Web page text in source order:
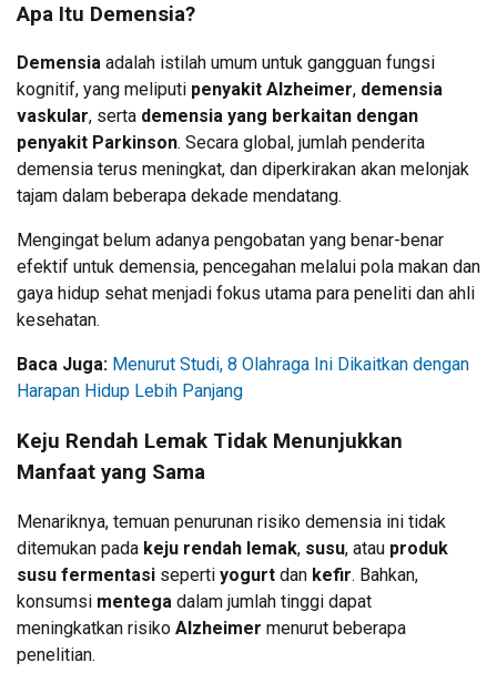
Apa Itu Demensia?
Demensia adalah istilah umum untuk gangguan fungsi
kognitif, yang meliputi penyakit Alzheimer, demensia
vaskular, serta demensia yang berkaitan dengan
penyakit Parkinson. Secara global, jumlah penderita
demensia terus meningkat, dan diperkirakan akan melonjak
tajam dalam beberapa dekade mendatang.
Mengingat belum adanya pengobatan yang benar-benar
efektif untuk demensia, pencegahan melalui pola makan dan
gaya hidup sehat menjadi fokus utama para peneliti dan ahli
kesehatan.
Baca Juga: Menurut Studi, 8 Olahraga Ini Dikaitkan dengan
Harapan Hidup Lebih Panjang
Keju Rendah Lemak Tidak Menunjukkan
Manfaat yang Sama
Menariknya, temuan penurunan risiko demensia ini tidak
ditemukan pada keju rendah lemak, susu, atau produk
susu fermentasi seperti yogurt dan kefir. Bahkan,
konsumsi mentega dalam jumlah tinggi dapat
meningkatkan risiko Alzheimer menurut beberapa
penelitian.